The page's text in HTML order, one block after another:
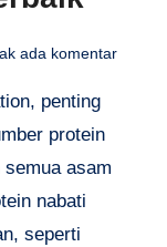
ada komentar
penting
protein
asam
nabati
seperti